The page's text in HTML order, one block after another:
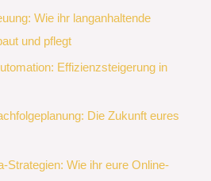
Wie ihr langanhaltende
und pflegt
Effizienzsteigerung in
Die Zukunft eures
Strategien: Wie ihr eure Online-